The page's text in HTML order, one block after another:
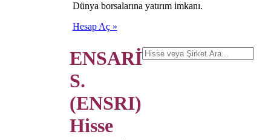
Dünya borsalarına yatırım imkanı.
Hesap Aç »
ENSARİ
S.
(ENSRI)
Hisse